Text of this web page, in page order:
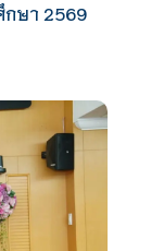
กษา 2569